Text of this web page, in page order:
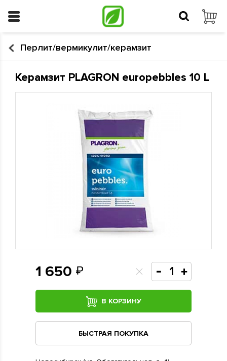
Перлит/вермикулит/керамзит
Керамзит PLAGRON europebbles 10 L
1 650
В КОРЗИНУ
БЫСТРАЯ ПОКУПКА